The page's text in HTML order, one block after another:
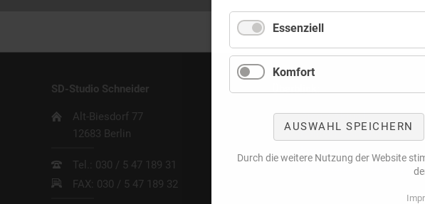
SD-Studio Schneider
Alt-Biesdorf 77
12683 Berlin
Tel.: 030 / 5 47 189 31
FAX: 030 / 5 47 189 32
Navigation
überspringen
Start / Aktuell
Kontakt / Anfahrt
Essenziell
Komfort
AUSWAHL SPEICHERN
Durch die weitere Nutzung der Website